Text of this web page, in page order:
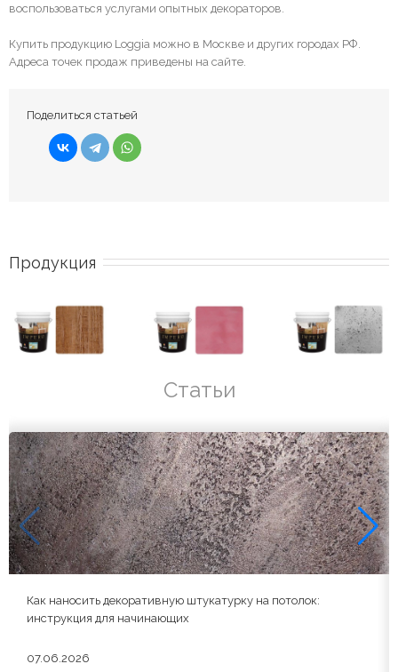
воспользоваться услугами опытных декораторов.
Купить продукцию Loggia можно в Москве и других городах РФ.
Адреса точек продаж приведены на сайте.
Поделиться статьей
Продукция
Статьи
Как наносить декоративную штукатурку на потолок:
инструкция для начинающих
07.06.2026